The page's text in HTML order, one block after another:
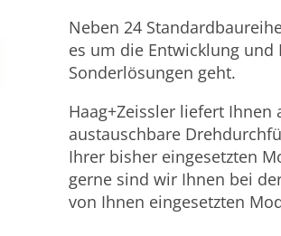
Neben 24
es um die Entwicklung und
Sonderlösungen geht.
Haag+Zeissler liefert Ihnen
austauschbare
Ihrer bisher eingesetzten
gerne sind wir Ihnen bei
von Ihnen eingesetzten